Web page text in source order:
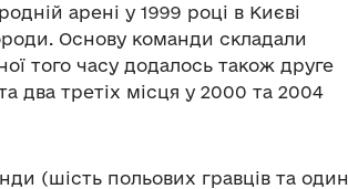
арені у 1999 році в Києві
Основу команди складали
того часу додалось також друге
два третіх місця у 2000 та 2004
(шість польових гравців та один